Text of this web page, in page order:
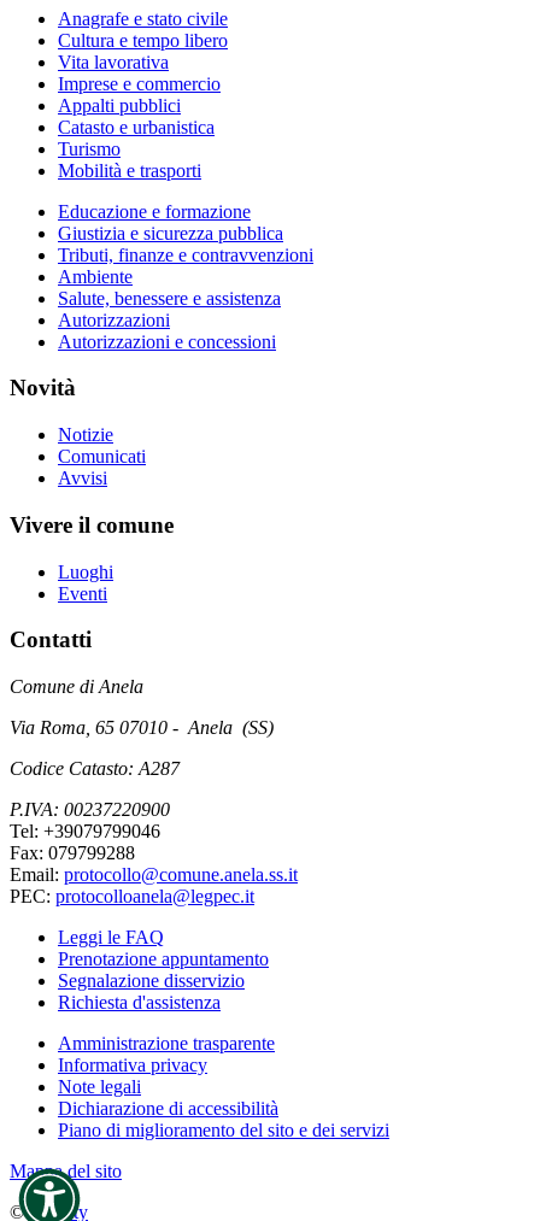
Anagrafe e stato civile
Cultura e tempo libero
Vita lavorativa
Imprese e commercio
Appalti pubblici
Catasto e urbanistica
Turismo
Mobilità e trasporti
Educazione e formazione
Giustizia e sicurezza pubblica
Tributi, finanze e contravvenzioni
Ambiente
Salute, benessere e assistenza
Autorizzazioni
Autorizzazioni e concessioni
Novità
Notizie
Comunicati
Avvisi
Vivere il comune
Luoghi
Eventi
Contatti
Comune di Anela
Via Roma, 65 07010 - Anela (SS)
Codice Catasto: A287
P.IVA: 00237220900
Tel: +39079799046
Fax: 079799288
Email: protocollo@comune.anela.ss.it
PEC: protocolloanela@legpec.it
Leggi le FAQ
Prenotazione appuntamento
Segnalazione disservizio
Richiesta d'assistenza
Amministrazione trasparente
Informativa privacy
Note legali
Dichiarazione di accessibilità
Piano di miglioramento del sito e dei servizi
Mappa del sito
© MyCity